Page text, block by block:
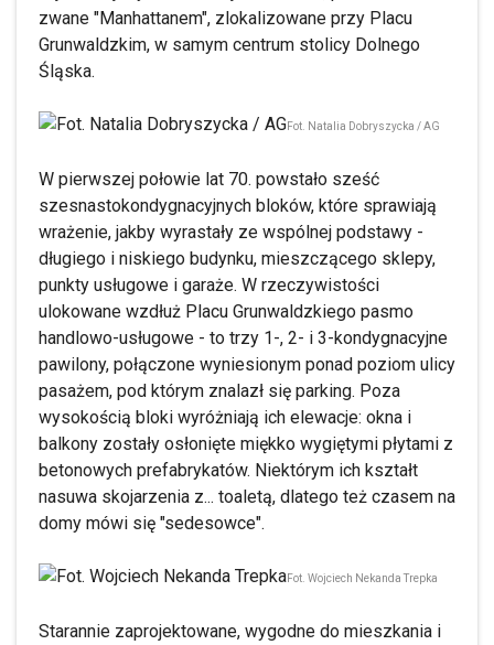
zwane "Manhattanem", zlokalizowane przy Placu
Grunwaldzkim, w samym centrum stolicy Dolnego
Śląska.
Fot. Natalia Dobryszycka / AG
W pierwszej połowie lat 70. powstało sześć
szesnastokondygnacyjnych bloków, które sprawiają
wrażenie, jakby wyrastały ze wspólnej podstawy -
długiego i niskiego budynku, mieszczącego sklepy,
punkty usługowe i garaże. W rzeczywistości
ulokowane wzdłuż Placu Grunwaldzkiego pasmo
handlowo-usługowe - to trzy 1-, 2- i 3-kondygnacyjne
pawilony, połączone wyniesionym ponad poziom ulicy
pasażem, pod którym znalazł się parking. Poza
wysokością bloki wyróżniają ich elewacje: okna i
balkony zostały osłonięte miękko wygiętymi płytami z
betonowych prefabrykatów. Niektórym ich kształt
nasuwa skojarzenia z... toaletą, dlatego też czasem na
domy mówi się "sedesowce".
Fot. Wojciech Nekanda Trepka
Starannie zaprojektowane, wygodne do mieszkania i